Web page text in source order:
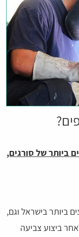
ביותר של סורגים,
ביותר בישראל וגם,
ביצוע צביעה